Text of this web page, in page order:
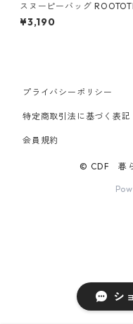
シ
スヌーピーバッグ
TALL PEANUTS-9L 8400 ル
ートート スヌーピー IP.トー
¥3,190
プライバシーポリシー
特定商取引法に基づく表記
会員規約
© CDF 暮ら